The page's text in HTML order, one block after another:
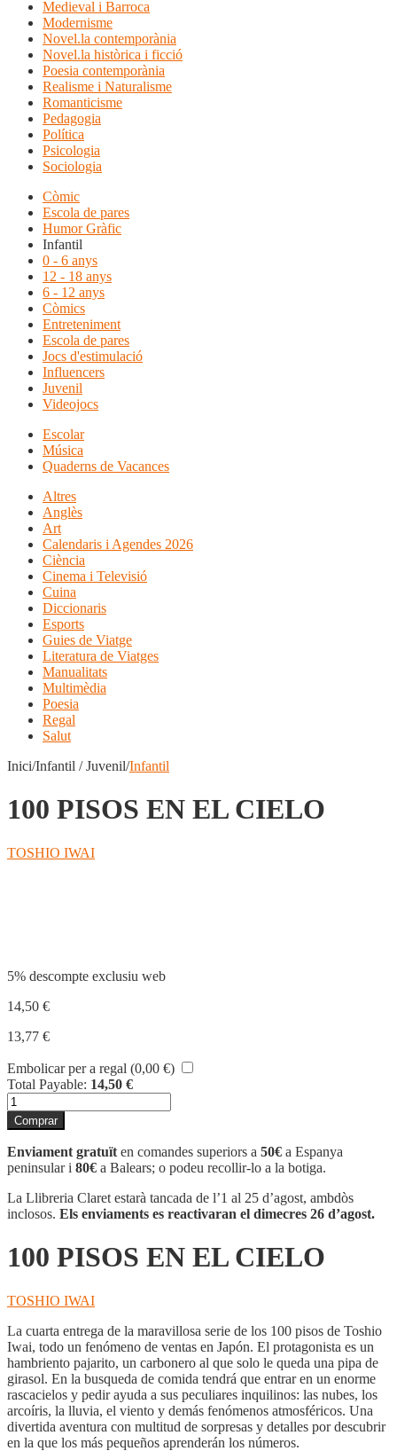
Medieval i Barroca
Modernisme
Novel.la contemporània
Novel.la històrica i ficció
Poesia contemporània
Realisme i Naturalisme
Romanticisme
Pedagogia
Política
Psicologia
Sociologia
Còmic
Escola de pares
Humor Gràfic
Infantil
0 - 6 anys
12 - 18 anys
6 - 12 anys
Còmics
Entreteniment
Escola de pares
Jocs d'estimulació
Influencers
Juvenil
Videojocs
Escolar
Música
Quaderns de Vacances
Altres
Anglès
Art
Calendaris i Agendes 2026
Ciència
Cinema i Televisió
Cuina
Diccionaris
Esports
Guies de Viatge
Literatura de Viatges
Manualitats
Multimèdia
Poesia
Regal
Salut
Inici/Infantil / Juvenil/Infantil
100 PISOS EN EL CIELO
TOSHIO IWAI
5% descompte exclusiu web
14,50 €
13,77 €
Embolicar per a regal (0,00 €)
Total Payable: 14,50 €
quantitat
de
100
PISOS
EN
EL
CIELO
Comprar
Enviament gratuït en comandes superiors a 50€ a Espanya
peninsular i 80€ a Balears; o podeu recollir-lo a la botiga.
La Llibreria Claret estarà tancada de l’1 al 25 d’agost, ambdòs
inclosos. Els enviaments es reactivaran el dimecres 26 d’agost.
100 PISOS EN EL CIELO
TOSHIO IWAI
La cuarta entrega de la maravillosa serie de los 100 pisos de Toshio
Iwai, todo un fenómeno de ventas en Japón. El protagonista es un
hambriento pajarito, un carbonero al que solo le queda una pipa de
girasol. En la busqueda de comida tendrá que entrar en un enorme
rascacielos y pedir ayuda a sus peculiares inquilinos: las nubes, los
arcoíris, la lluvia, el viento y demás fenómenos atmosféricos. Una
divertida aventura con multitud de sorpresas y detalles por descubrir
en la que los más pequeños aprenderán los números.